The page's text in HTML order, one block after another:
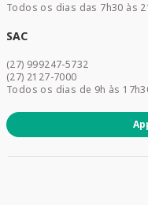
Dermocosméticos
Promoções
Todos os dias das 7h30 às
SAC
(27) 999247-5732
(27) 2127-7000
Todos os dias de 9h às